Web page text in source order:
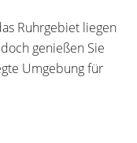
Ruhrgebiet liegen
genießen Sie
Umgebung für